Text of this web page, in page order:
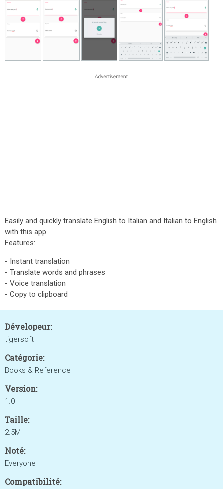
Easily and quickly translate English to Italian and Italian to English
with this app.
Features:
- Instant translation
- Translate words and phrases
- Voice translation
- Copy to clipboard
Dévelopeur:
tigersoft
Catégorie:
Books & Reference
Version:
1.0
Taille:
2.5M
Noté:
Everyone
Compatibilité: